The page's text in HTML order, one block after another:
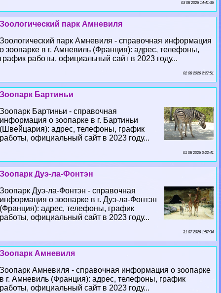
03 08 2026 14:41:36
Зоологический парк Амневиля
Зоологический парк Амневиля - справочная информация
о зоопарке в г. Амневиль (Франция): адрес, телефоны,
график работы, официальный сайт в 2023 году...
02 08 2026 2:27:51
Зоопарк Бартиньи
Зоопарк Бартиньи - справочная
информация о зоопарке в г. Бартиньи
(Швейцария): адрес, телефоны, график
работы, официальный сайт в 2023 году...
01 08 2026 0:22:41
Зоопарк Дуэ-ла-Фонтэн
Зоопарк Дуэ-ла-Фонтэн - справочная
информация о зоопарке в г. Дуэ-ла-Фонтэн
(Франция): адрес, телефоны, график
работы, официальный сайт в 2023 году...
31 07 2026 1:57:34
Зоопарк Амневиля
Зоопарк Амневиля - справочная информация о зоопарке
в г. Амневиль (Франция): адрес, телефоны, график
работы, официальный сайт в 2023 году...